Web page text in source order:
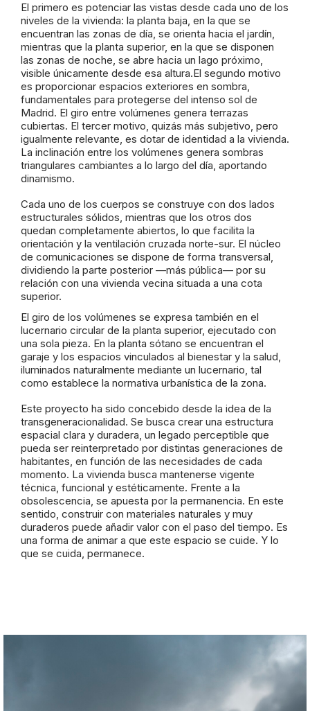
El primero es potenciar las vistas desde cada uno de los
niveles de la vivienda: la planta baja, en la que se
encuentran las zonas de día, se orienta hacia el jardín,
mientras que la planta superior, en la que se disponen
las zonas de noche, se abre hacia un lago próximo,
visible únicamente desde esa altura.El segundo motivo
es proporcionar espacios exteriores en sombra,
fundamentales para protegerse del intenso sol de
Madrid. El giro entre volúmenes genera terrazas
cubiertas. El tercer motivo, quizás más subjetivo, pero
igualmente relevante, es dotar de identidad a la vivienda.
La inclinación entre los volúmenes genera sombras
triangulares cambiantes a lo largo del día, aportando
dinamismo.
Cada uno de los cuerpos se construye con dos lados
estructurales sólidos, mientras que los otros dos
quedan completamente abiertos, lo que facilita la
orientación y la ventilación cruzada norte-sur. El núcleo
de comunicaciones se dispone de forma transversal,
dividiendo la parte posterior —más pública— por su
relación con una vivienda vecina situada a una cota
superior.
El giro de los volúmenes se expresa también en el
lucernario circular de la planta superior, ejecutado con
una sola pieza. En la planta sótano se encuentran el
garaje y los espacios vinculados al bienestar y la salud,
iluminados naturalmente mediante un lucernario, tal
como establece la normativa urbanística de la zona.
Este proyecto ha sido concebido desde la idea de la
transgeneracionalidad. Se busca crear una estructura
espacial clara y duradera, un legado perceptible que
pueda ser reinterpretado por distintas generaciones de
habitantes, en función de las necesidades de cada
momento. La vivienda busca mantenerse vigente
técnica, funcional y estéticamente. Frente a la
obsolescencia, se apuesta por la permanencia. En este
sentido, construir con materiales naturales y muy
duraderos puede añadir valor con el paso del tiempo. Es
una forma de animar a que este espacio se cuide. Y lo
que se cuida, permanece.